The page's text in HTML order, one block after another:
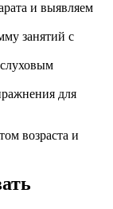
и выявляем
занятий с
для
возраста и